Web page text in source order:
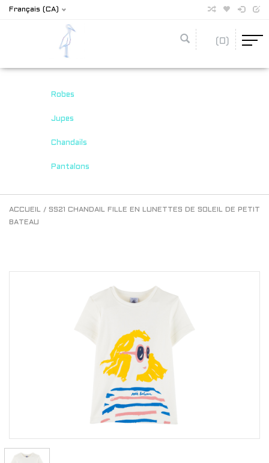
Français (CA)
(0)
Robes
Jupes
Chandails
Pantalons
ACCUEIL / SS21 CHANDAIL FILLE EN LUNETTES DE SOLEIL DE PETIT
BATEAU